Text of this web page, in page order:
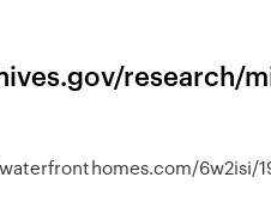
research/
6w2isi/